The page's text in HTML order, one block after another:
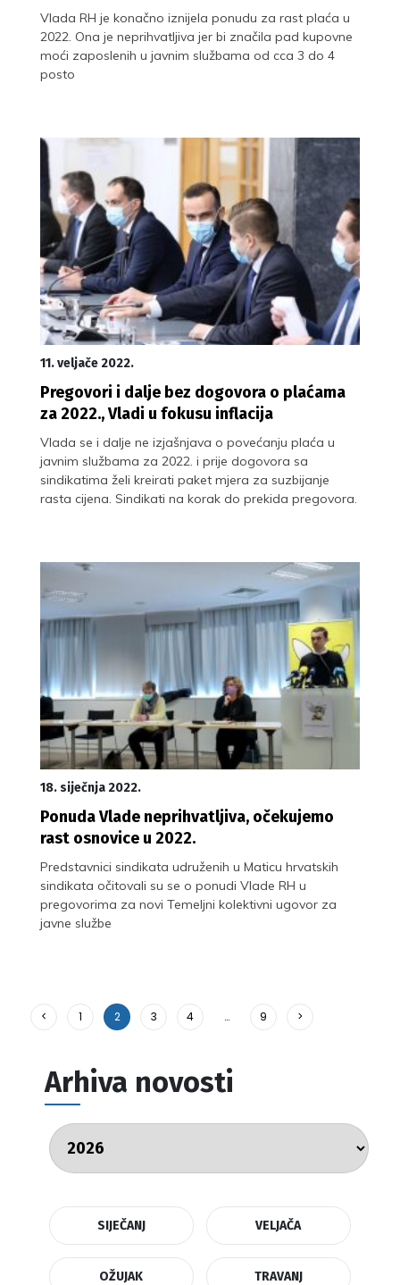
Vlada RH je konačno iznijela ponudu za rast plaća u
2022. Ona je neprihvatljiva jer bi značila pad kupovne
moći zaposlenih u javnim službama od cca 3 do 4
posto
11. veljače 2022.
Pregovori i dalje bez dogovora o plaćama
za 2022., Vladi u fokusu inflacija
Vlada se i dalje ne izjašnjava o povećanju plaća u
javnim službama za 2022. i prije dogovora sa
sindikatima želi kreirati paket mjera za suzbijanje
rasta cijena. Sindikati na korak do prekida pregovora.
18. siječnja 2022.
Ponuda Vlade neprihvatljiva, očekujemo
rast osnovice u 2022.
Predstavnici sindikata udruženih u Maticu hrvatskih
sindikata očitovali su se o ponudi Vlade RH u
pregovorima za novi Temeljni kolektivni ugovor za
javne službe
< 1 2 3 4 … 9 >
Arhiva novosti
SIJEČANJ VELJAČA
OŽUJAK TRAVANJ